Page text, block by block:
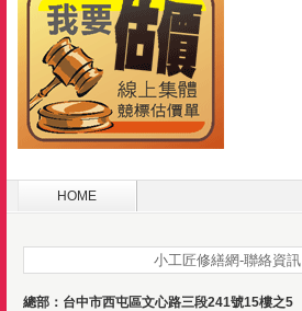
HOME
小工匠修繕網-聯絡資訊
總部：台中市西屯區文心路三段241號15樓之5